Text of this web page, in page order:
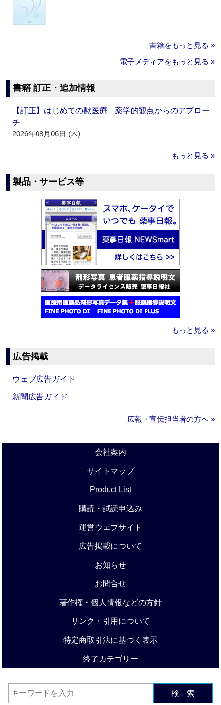
書籍をもっと見る »
電子メディアをもっと見る »
書籍 訂正・追加情報
【訂正】はじめての獣医療 薬学的観点からのアプロー
チ
2026年08月06日 (木)
もっと見る »
製品・サービス等
もっと見る »
広告掲載
ウェブ広告ガイド
新聞広告ガイド
広報・宣伝担当者の方へ »
会社案内
サイトマップ
Product List
購読・試読申込み
運営ウェブサイト
広告掲載について
お知らせ
お問合せ
著作権・個人情報などの方針
リンク・引用について
特定商取引法に基づく表示
終了カテゴリー
検 索